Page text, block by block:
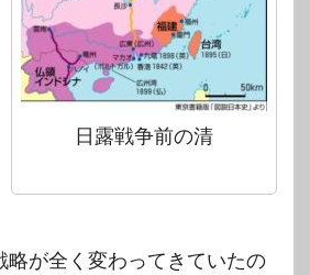
日露戦争前の清
略が全く変わってきていたの